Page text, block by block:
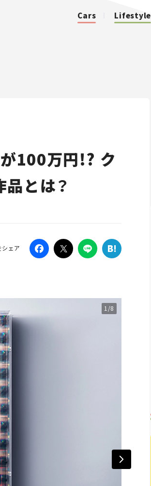
Cars Lifestyle
が100万円!? ク
とは？
シェア
1/8
Traffic
Campaign